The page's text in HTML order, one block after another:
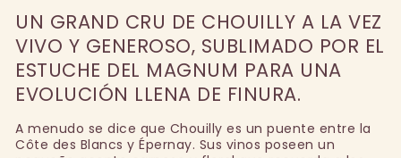
UN GRAND CRU DE CHOUILLY A LA VEZ
VIVO Y GENEROSO, SUBLIMADO POR EL
ESTUCHE DEL MAGNUM PARA UNA
EVOLUCIÓN LLENA DE FINURA.
A menudo se dice que Chouilly es un puente entre la
Côte des Blancs y Épernay. Sus vinos poseen un